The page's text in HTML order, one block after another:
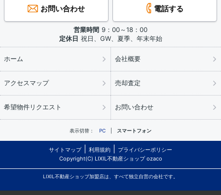
お問い合わせ 電話する
営業時間 9：00～18：00
定休日 祝日、GW、夏季、年末年始
ホーム 会社概要
アクセスマップ 売却査定
希望物件リクエスト お問い合わせ
表示切替： PC スマートフォン
サイトマップ 利用規約
プライバシーポリシー
Copyright(C) LIXIL不動産ショップ ozaco
LIXIL不動産ショップ加盟店は、すべて独立自営の会社です。